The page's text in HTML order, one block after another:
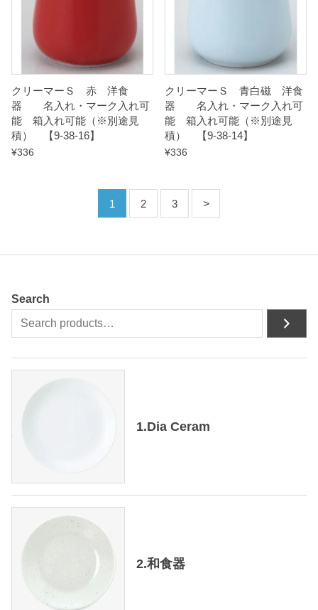
クリーマーＳ 赤 洋食
器 名入れ・マーク入れ可
能 箱入れ可能（※別途見
積） 【9-38-16】
¥336
クリーマーＳ 青白磁 洋食
器 名入れ・マーク入れ可
能 箱入れ可能（※別途見
積） 【9-38-14】
¥336
1 2 3
Search
1.Dia Ceram
2.和食器